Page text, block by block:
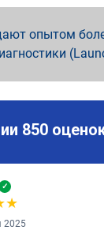
опытом
850
✓
★
2025